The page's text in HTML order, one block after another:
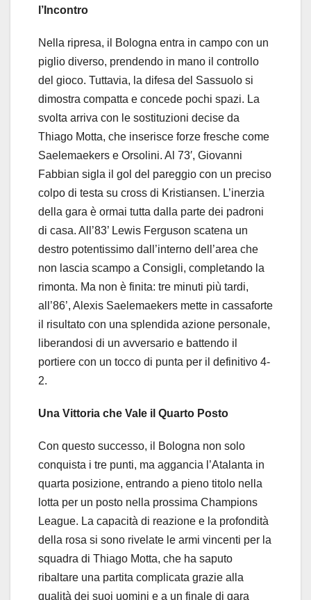
l’Incontro
Nella ripresa, il Bologna entra in campo con un
piglio diverso, prendendo in mano il controllo
del gioco. Tuttavia, la difesa del Sassuolo si
dimostra compatta e concede pochi spazi. La
svolta arriva con le sostituzioni decise da
Thiago Motta, che inserisce forze fresche come
Saelemaekers e Orsolini. Al 73′, Giovanni
Fabbian sigla il gol del pareggio con un preciso
colpo di testa su cross di Kristiansen. L’inerzia
della gara è ormai tutta dalla parte dei padroni
di casa. All’83’ Lewis Ferguson scatena un
destro potentissimo dall’interno dell’area che
non lascia scampo a Consigli, completando la
rimonta. Ma non è finita: tre minuti più tardi,
all’86’, Alexis Saelemaekers mette in cassaforte
il risultato con una splendida azione personale,
liberandosi di un avversario e battendo il
portiere con un tocco di punta per il definitivo 4-
2.
Una Vittoria che Vale il Quarto Posto
Con questo successo, il Bologna non solo
conquista i tre punti, ma aggancia l’Atalanta in
quarta posizione, entrando a pieno titolo nella
lotta per un posto nella prossima Champions
League. La capacità di reazione e la profondità
della rosa si sono rivelate le armi vincenti per la
squadra di Thiago Motta, che ha saputo
ribaltare una partita complicata grazie alla
qualità dei suoi uomini e a un finale di gara